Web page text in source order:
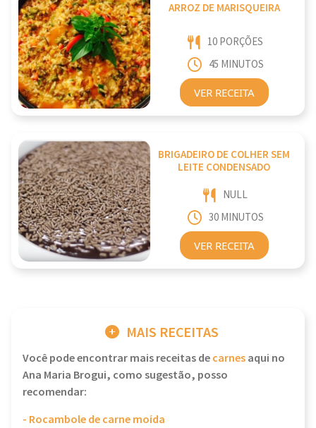
ARROZ DE MARISQUEIRA
10 PORÇÕES
45 MINUTOS
VER RECEITA
BRIGADEIRO DE COLHER SEM
LEITE CONDENSADO
NULL
30 MINUTOS
VER RECEITA
MAIS RECEITAS
Você pode encontrar mais receitas decarnesaqui no
Ana Maria Brogui, como sugestão, posso
recomendar:
- Rocambole de carne moída